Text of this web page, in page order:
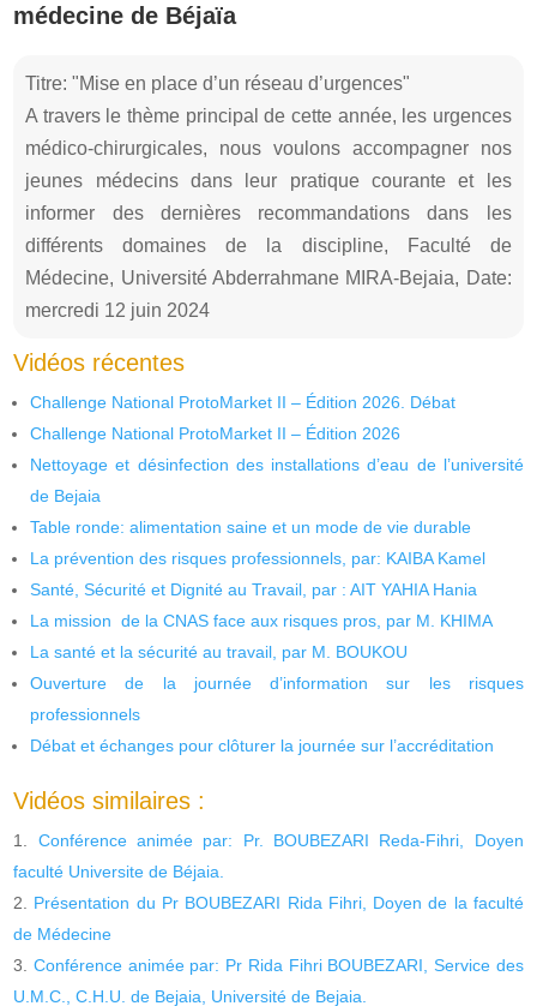
médecine de Béjaïa
Titre: "Mise en place d’un réseau d’urgences"
A travers le thème principal de cette année, les urgences
médico-chirurgicales, nous voulons accompagner nos
jeunes médecins dans leur pratique courante et les
informer des dernières recommandations dans les
différents domaines de la discipline, Faculté de
Médecine, Université Abderrahmane MIRA-Bejaia, Date:
mercredi 12 juin 2024
Vidéos récentes
Challenge National ProtoMarket II – Édition 2026. Débat
Challenge National ProtoMarket II – Édition 2026
Nettoyage et désinfection des installations d’eau de l’université
de Bejaia
Table ronde: alimentation saine et un mode de vie durable
La prévention des risques professionnels, par: KAIBA Kamel
Santé, Sécurité et Dignité au Travail, par : AIT YAHIA Hania
La mission de la CNAS face aux risques pros, par M. KHIMA
La santé et la sécurité au travail, par M. BOUKOU
Ouverture de la journée d’information sur les risques
professionnels
Débat et échanges pour clôturer la journée sur l’accréditation
Vidéos similaires :
Conférence animée par: Pr. BOUBEZARI Reda-Fihri, Doyen
faculté Universite de Béjaia.
Présentation du Pr BOUBEZARI Rida Fihri, Doyen de la faculté
de Médecine
Conférence animée par: Pr Rida Fihri BOUBEZARI, Service des
U.M.C., C.H.U. de Bejaia, Université de Bejaia.